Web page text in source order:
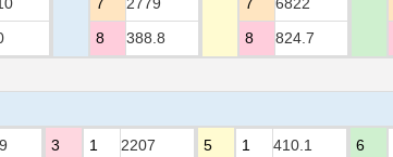
8
388.8
8
824.7
3 1
2207
5 1
410.1
6